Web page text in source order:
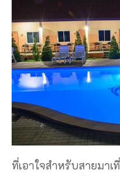
ที่เอาใจสำหรับสายมา